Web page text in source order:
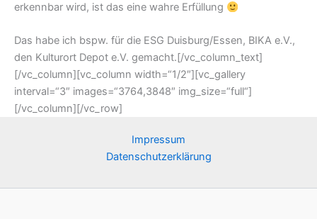
erkennbar wird, ist das eine wahre Erfüllung
Das habe ich bspw. für die ESG Duisburg/Essen, BIKA e.V.,
den Kulturort Depot e.V. gemacht.[/vc_column_text]
[/vc_column][vc_column width=“1/2″][vc_gallery
interval=“3″ images=“3764,3848″ img_size=“full“]
[/vc_column][/vc_row]
Impressum
Datenschutzerklärung